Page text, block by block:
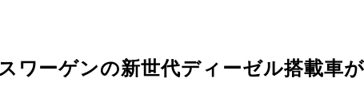
ワーゲンの新世代ディーゼル搭載車